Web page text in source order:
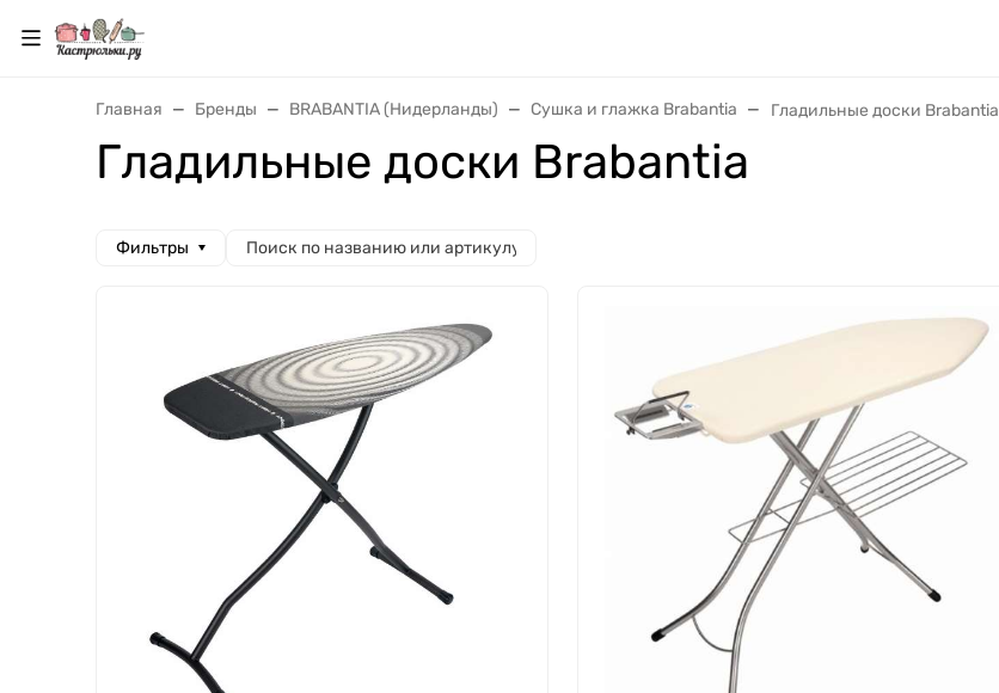
Главная Бренды BRABANTIA (Нидерланды) Сушка и глажка Brabantia Гладильные доски Brabantia
Гладильные доски Brabantia
Фильтры